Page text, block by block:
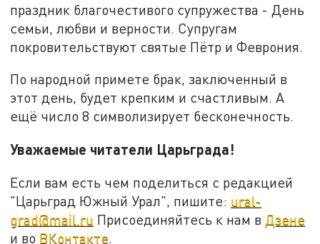
праздник благочестивого супружества - День
семьи, любви и верности. Супругам
покровительствуют святые Пётр и Феврония.
По народной примете брак, заключенный в
этот день, будет крепким и счастливым. А
ещё число 8 символизирует бесконечность.
Уважаемые читатели Царьграда!
Если вам есть чем поделиться с редакцией
"Царьград Южный Урал", пишите: ural-
grad@mail.ru Присоединяйтесь к нам в Дзене
и во ВКонтакте